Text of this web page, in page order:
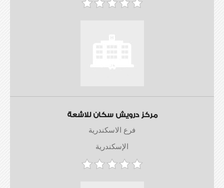
مركز درويش سكان للاشعة
فرع الاسكندرية
الإسكندرية